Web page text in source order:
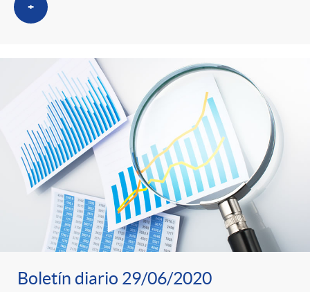
+
Boletín diario 29/06/2020